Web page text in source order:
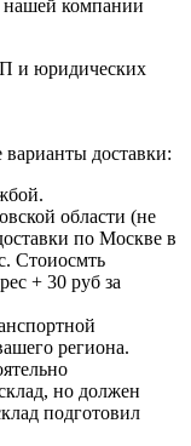
нашей компании
и юридических
доставки:
области (не
по Москве в
Стоиосмть
+ 30 руб за
региона.
но должен
подготовил